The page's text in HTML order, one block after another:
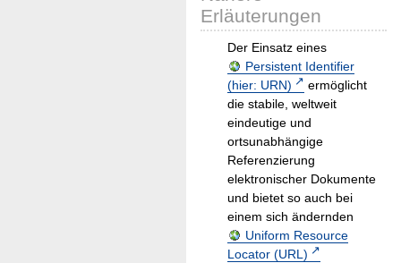
Erläuterungen
Der Einsatz eines
Persistent Identifier
(hier: URN)
ermöglicht
die stabile, weltweit
eindeutige und
ortsunabhängige
Referenzierung
elektronischer Dokumente
und bietet so auch bei
einem sich ändernden
Uniform Resource
Locator (URL)